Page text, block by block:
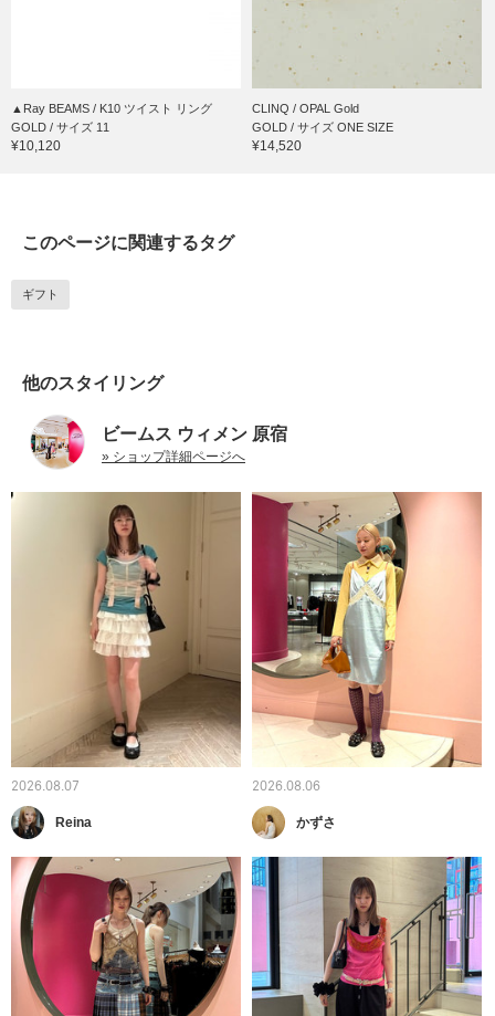
▲Ray BEAMS / K10 ツイスト リング
GOLD / サイズ 11
¥10,120
CLINQ / OPAL Gold
GOLD / サイズ ONE SIZE
¥14,520
このページに関連するタグ
ギフト
他のスタイリング
ビームス ウィメン 原宿
» ショップ詳細ページへ
2026.08.07
Reina
2026.08.06
かずさ